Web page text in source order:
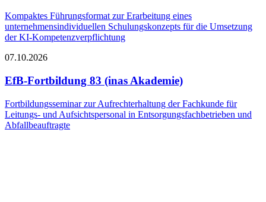
Kompaktes Führungsformat zur Erarbeitung eines
unternehmensindividuellen Schulungskonzepts für die Umsetzung
der KI-Kompetenzverpflichtung
07.10.2026
EfB-Fortbildung 83 (inas Akademie)
Fortbildungsseminar zur Aufrechterhaltung der Fachkunde für
Leitungs- und Aufsichtspersonal in Entsorgungsfachbetrieben und
Abfallbeauftragte